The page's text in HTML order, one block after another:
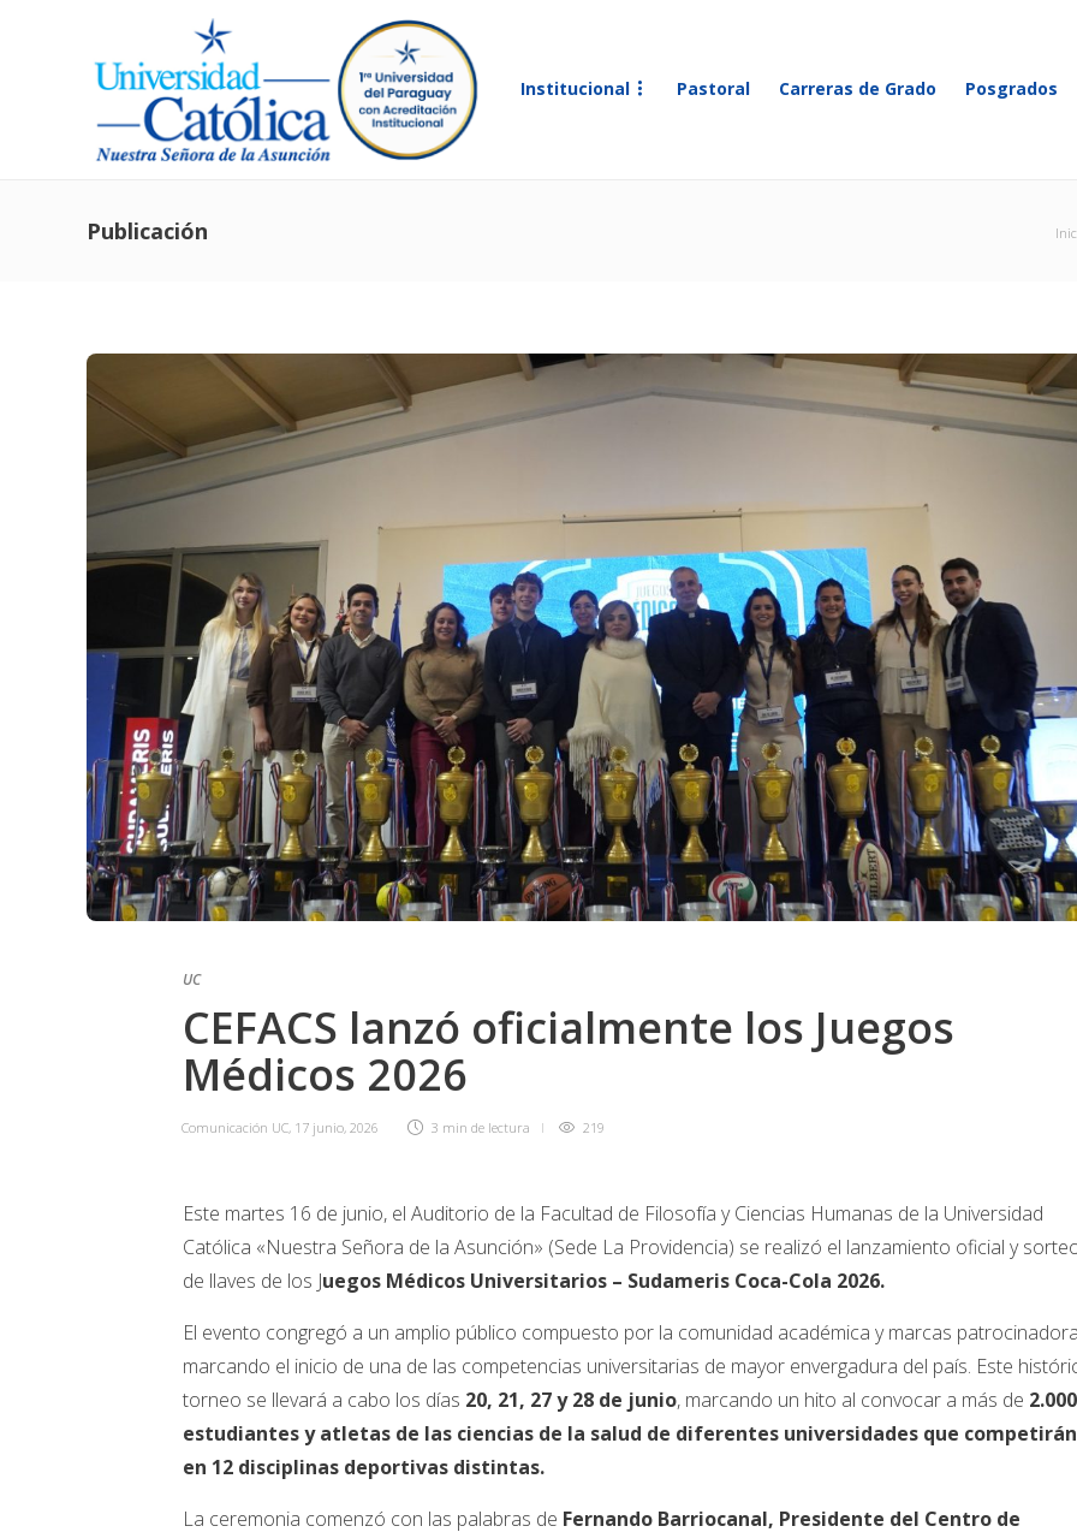
Institucional Pastoral Carreras de Grado Posgrados
Publicación
UC
CEFACS lanzó oficialmente los Juegos
Médicos 2026
Comunicación UC, 17 junio, 2026 3 min de lectura 219
Este martes 16 de junio, el Auditorio de la Facultad de Filosofía y Ciencias Humanas de la Universidad
Católica «Nuestra Señora de la Asunción» (Sede La Providencia) se realizó el lanzamiento oficial y
de llaves de los Juegos Médicos Universitarios – Sudameris Coca-Cola 2026.
El evento congregó a un amplio público compuesto por la comunidad académica y marcas
marcando el inicio de una de las competencias universitarias de mayor envergadura del país. Este
torneo se llevará a cabo los días 20, 21, 27 y 28 de junio, marcando un hito al convocar a más de 2.000
estudiantes y atletas de las ciencias de la salud de diferentes universidades que competirán
en 12 disciplinas deportivas distintas.
La ceremonia comenzó con las palabras de Fernando Barriocanal, Presidente del Centro de